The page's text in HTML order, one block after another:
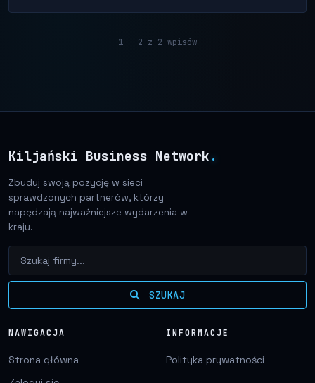
1 - 2 z 2 wpisów
Kiljański Business Network .
Zbuduj swoją pozycję w sieci
sprawdzonych partnerów, którzy
napędzają najważniejsze wydarzenia w
kraju.
SZUKAJ
NAWIGACJA
Strona główna
INFORMACJE
Polityka prywatności